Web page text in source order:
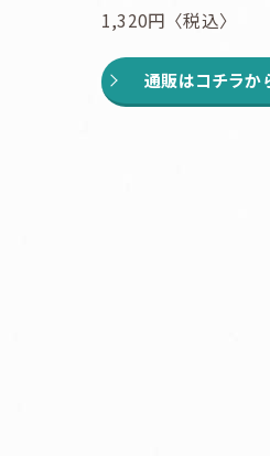
1,320円〈税込〉
通販はコチラか